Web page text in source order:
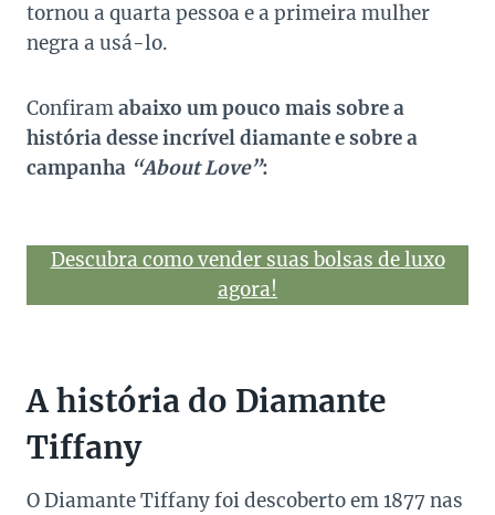
tornou a quarta pessoa e a primeira mulher
negra a usá-lo.
Confiramabaixo um pouco mais sobre a
história desse incrível diamante e sobre a
campanha “About Love”:
Descubra como vender suas bolsas de luxo
agora!
A história do Diamante
Tiffany
O Diamante Tiffany foi descoberto em 1877 nas